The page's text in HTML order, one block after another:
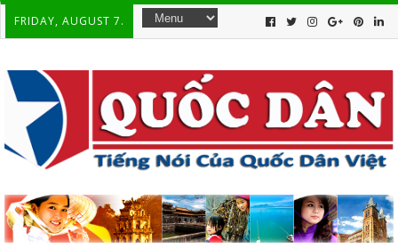
FRIDAY, AUGUST 7.